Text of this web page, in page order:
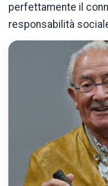
perfettamente il
responsabilità